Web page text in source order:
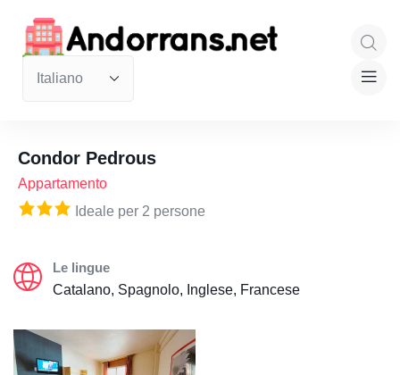
Condor Pedrous
Appartamento
Ideale per 2 persone
Le lingue
Catalano, Spagnolo, Inglese, Francese